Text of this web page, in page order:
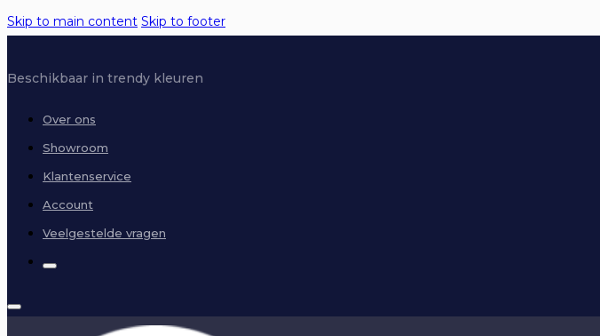
Skip to main content Skip to footer
Beschikbaar in trendy kleuren
Over ons
Showroom
Klantenservice
Account
Veelgestelde vragen